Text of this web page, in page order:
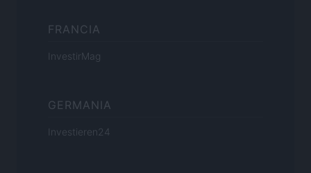
FRANCIA
InvestirMag
GERMANIA
Investieren24